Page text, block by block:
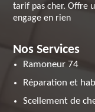
tarif pas cher. Offre
engage en rien
Nos Services
Ramoneur 74
Réparation et
Scellement de